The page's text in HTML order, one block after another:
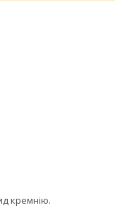
кремнію.